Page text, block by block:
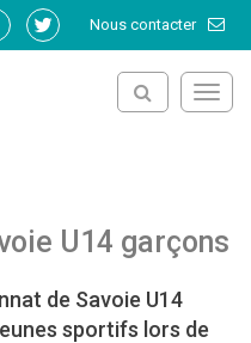
Nous contacter
Lien
U14 garçons
de Savoie U14
sportifs lors de